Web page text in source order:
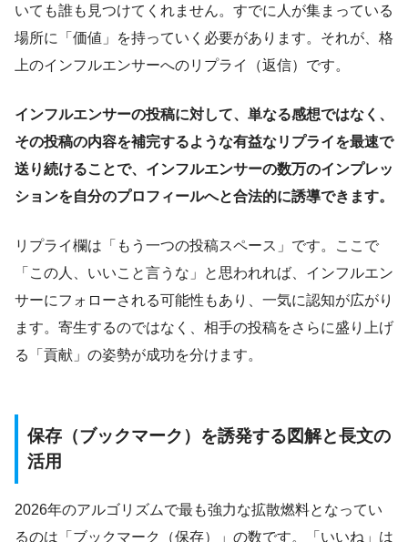
いても誰も見つけてくれません。すでに人が集まっている
場所に「価値」を持っていく必要があります。それが、格
上のインフルエンサーへのリプライ（返信）です。
インフルエンサーの投稿に対して、単なる感想ではなく、
その投稿の内容を補完するような有益なリプライを最速で
送り続けることで、インフルエンサーの数万のインプレッ
ションを自分のプロフィールへと合法的に誘導できます。
リプライ欄は「もう一つの投稿スペース」です。ここで
「この人、いいこと言うな」と思われれば、インフルエン
サーにフォローされる可能性もあり、一気に認知が広がり
ます。寄生するのではなく、相手の投稿をさらに盛り上げ
る「貢献」の姿勢が成功を分けます。
保存（ブックマーク）を誘発する図解と長文の
活用
2026年のアルゴリズムで最も強力な拡散燃料となってい
るのは「ブックマーク（保存）」の数です。「いいね」は